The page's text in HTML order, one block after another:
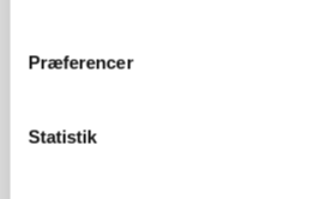
Præferencer
Statistik